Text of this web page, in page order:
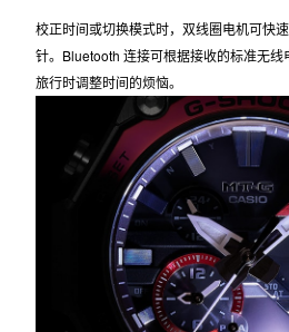
校正时间或切换模式时，双线圈电机可快
针。Bluetooth 连接可根据接收的标准无
旅行时调整时间的烦恼。